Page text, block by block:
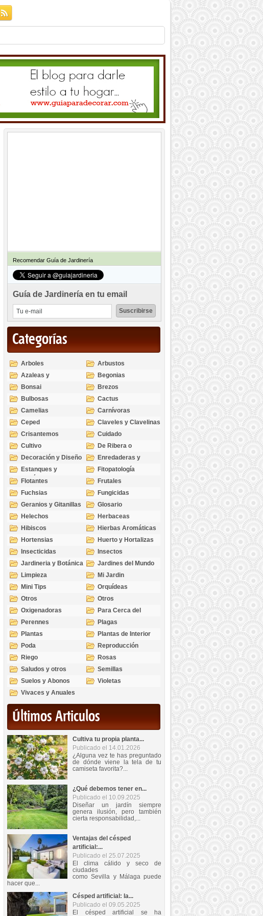
Recomendar Guía de Jardinería
Guía de Jardinería en tu email
Categorías
Arboles
Arbustos
Azaleas y
Rododendros
Begonias
Bonsai
Brezos
Bulbosas
Cactus
Camelias
Carnívoras
Ceped
Claveles y Clavelinas
Crisantemos
Cuidado
Cultivo
De Ribera o
Palustres
Decoración y Diseño
Enredaderas y
cubresuelos
Estanques y
Acuáticas
Fitopatología
Flotantes
Frutales
Fuchsias
Fungicidas
Geranios y Gitanillas
Glosario
Helechos
Herbaceas
Hibiscos
Hierbas Aromáticas
Hortensias
Huerto y Hortalizas
Insecticidas
Insectos
Jardineria y Botánica
Jardines del Mundo
Limpieza
Mi Jardin
Mini Tips
Orquídeas
Otros
Otros
Oxigenadoras
Para Cerca del
Estanque
Perennes
Plagas
Plantas
Plantas de Interior
Poda
Reproducción
Riego
Rosas
Saludos y otros
temas
Semillas
Suelos y Abonos
Violetas
Vivaces y Anuales
Últimos Articulos
Cultiva tu propia planta...
Publicado el 14.01.2026
¿Alguna vez te has preguntado
de dónde viene la tela de tu
camiseta favorita?...
¿Qué debemos tener en...
Publicado el 10.09.2025
Diseñar un jardín siempre
genera ilusión, pero también
cierta responsabilidad,...
Ventajas del césped
artificial:...
Publicado el 25.07.2025
El clima cálido y seco de
ciudades
como Sevilla y Málaga puede
hacer que...
Césped artificial: la...
Publicado el 09.05.2025
El césped artificial se ha